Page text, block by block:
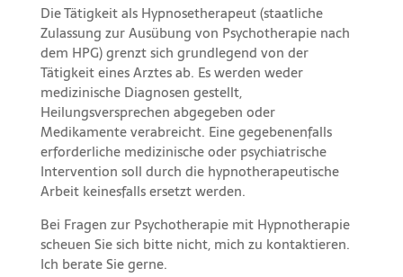
Die Tätigkeit als Hypnosetherapeut (staatliche
Zulassung zur Ausübung von Psychotherapie nach
dem HPG) grenzt sich grundlegend von der
Tätigkeit eines Arztes ab. Es werden weder
medizinische Diagnosen gestellt,
Heilungsversprechen abgegeben oder
Medikamente verabreicht. Eine gegebenenfalls
erforderliche medizinische oder psychiatrische
Intervention soll durch die hypnotherapeutische
Arbeit keinesfalls ersetzt werden.
Bei Fragen zur Psychotherapie mit Hypnotherapie
scheuen Sie sich bitte nicht, mich zu kontaktieren.
Ich berate Sie gerne.